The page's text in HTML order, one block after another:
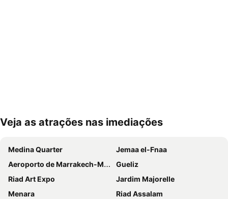
Ampliar mapa
Veja as atrações nas imediações
Medina Quarter
Jemaa el-Fnaa
Aeroporto de Marrakech-Menara
Gueliz
Riad Art Expo
Jardim Majorelle
Menara
Riad Assalam